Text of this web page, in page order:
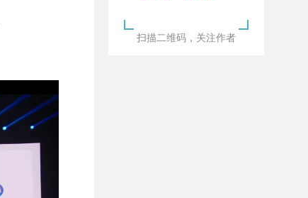
扫描二维码，关注作者